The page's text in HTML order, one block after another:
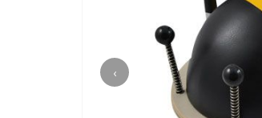
‹